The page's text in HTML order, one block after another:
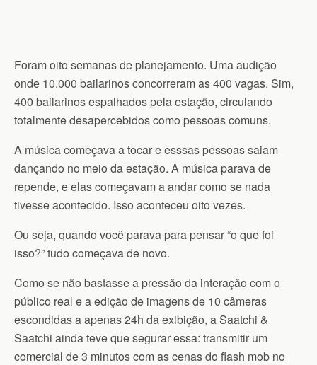
Foram oito semanas de planejamento. Uma audição
onde 10.000 bailarinos concorreram as 400 vagas. Sim,
400 bailarinos espalhados pela estação, circulando
totalmente desapercebidos como pessoas comuns.
A música começava a tocar e esssas pessoas saiam
dançando no meio da estação. A música parava de
repende, e elas começavam a andar como se nada
tivesse acontecido. Isso aconteceu oito vezes.
Ou seja, quando você parava para pensar “o que foi
isso?” tudo começava de novo.
Como se não bastasse a pressão da interação com o
público real e a edição de imagens de 10 câmeras
escondidas a apenas 24h da exibição, a Saatchi &
Saatchi ainda teve que segurar essa: transmitir um
comercial de 3 minutos com as cenas do flash mob no